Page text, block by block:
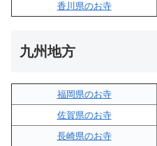
香川県のお寺
九州地方
福岡県のお寺
佐賀県のお寺
長崎県のお寺